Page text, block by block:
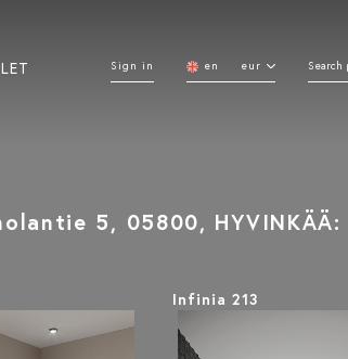
Sign in en eur
5, 05800, HYVINKÄÄ:
Infinia 213